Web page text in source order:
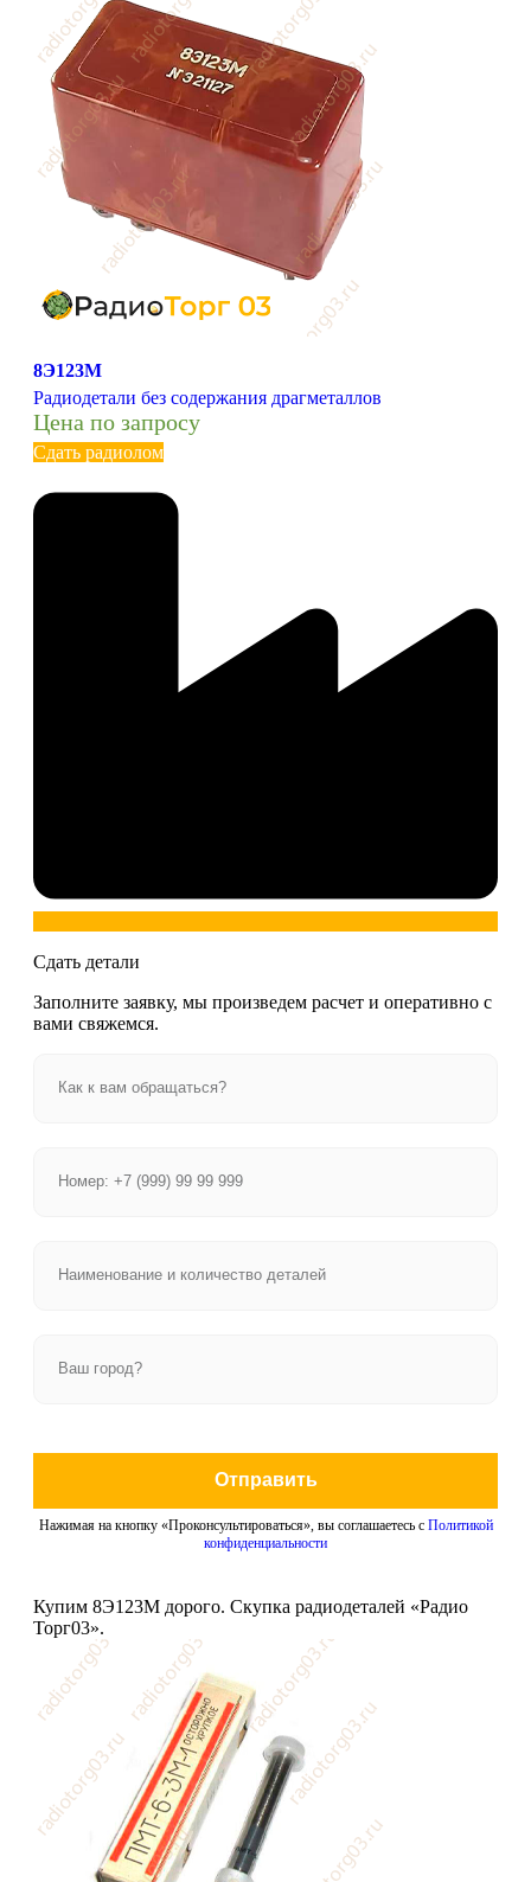
8Э123М
Радиодетали без содержания драгметаллов
Цена по запросу
Сдать радиолом
Сдать детали
Заполните заявку, мы произведем расчет и оперативно с
вами свяжемся.
Отправить
Нажимая на кнопку «Проконсультироваться», вы соглашаетесь с Политикой
конфиденциальности
Купим 8Э123М дорого. Скупка радиодеталей «Радио
Торг03».